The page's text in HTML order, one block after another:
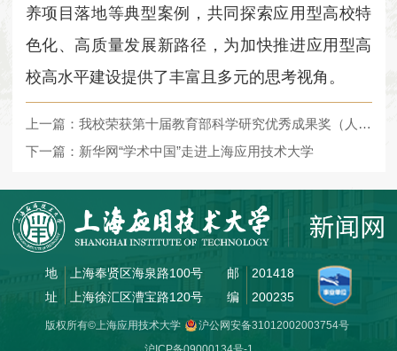
养项目落地等典型案例，共同探索应用型高校特
色化、高质量发展新路径，为加快推进应用型高
校高水平建设提供了丰富且多元的思考视角。
上一篇：我校荣获第十届教育部科学研究优秀成果奖（人文社会科学）
下一篇：新华网“学术中国”走进上海应用技术大学
地
址
上海奉贤区海泉路100号
上海徐汇区漕宝路120号
邮
编
201418
200235
版权所有©上海应用技术大学
沪公网安备31012002003754号